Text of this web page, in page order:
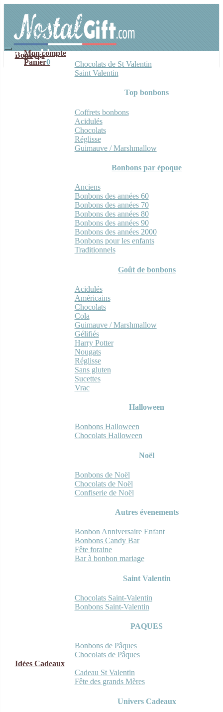
navigation
contenu
Mon compte
Panier0
Bonbons
Chocolats de St Valentin
Saint Valentin
Top bonbons
Coffrets bonbons
Acidulés
Chocolats
Réglisse
Guimauve / Marshmallow
Bonbons par époque
Anciens
Bonbons des années 60
Bonbons des années 70
Bonbons des années 80
Bonbons des années 90
Bonbons des années 2000
Bonbons pour les enfants
Traditionnels
Goût de bonbons
Acidulés
Américains
Chocolats
Cola
Guimauve / Marshmallow
Gélifiés
Harry Potter
Nougats
Réglisse
Sans gluten
Sucettes
Vrac
Halloween
Bonbons Halloween
Chocolats Halloween
Noël
Bonbons de Noël
Chocolats de Noël
Confiserie de Noël
Autres évenements
Bonbon Anniversaire Enfant
Bonbons Candy Bar
Fête foraine
Bar à bonbon mariage
Saint Valentin
Chocolats Saint-Valentin
Bonbons Saint-Valentin
PAQUES
Bonbons de Pâques
Chocolats de Pâques
Idées Cadeaux
Cadeau St Valentin
Fête des grands Mères
Univers Cadeaux